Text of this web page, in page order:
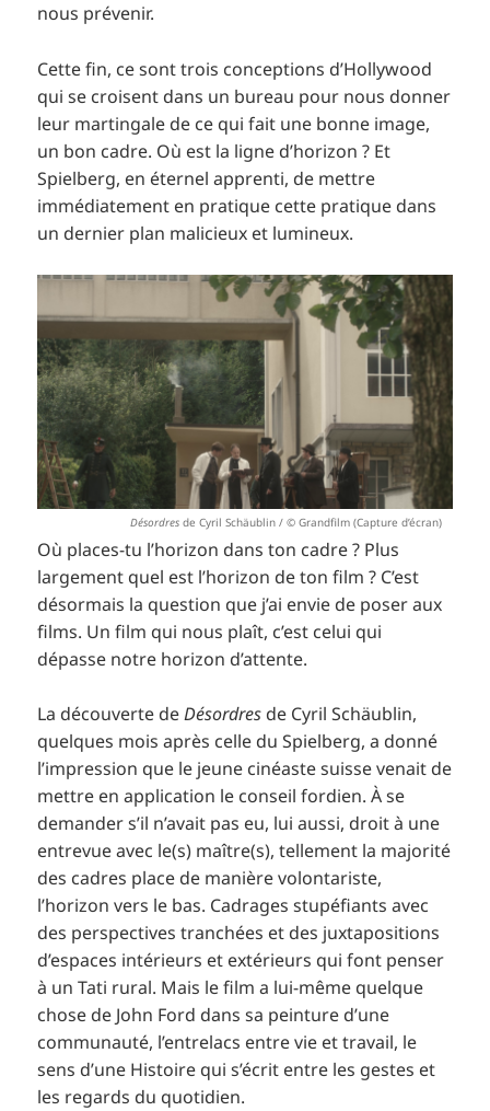
nous prévenir.
Cette fin, ce sont trois conceptions d’Hollywood
qui se croisent dans un bureau pour nous donner
leur martingale de ce qui fait une bonne image,
un bon cadre. Où est la ligne d’horizon ? Et
Spielberg, en éternel apprenti, de mettre
immédiatement en pratique cette pratique dans
un dernier plan malicieux et lumineux.
Désordresde Cyril Schäublin / © Grandfilm (Capture d’écran)
Où places-tu l’horizon dans ton cadre ? Plus
largement quel est l’horizon de ton film ? C’est
désormais la question que j’ai envie de poser aux
films. Un film qui nous plaît, c’est celui qui
dépasse notre horizon d’attente.
La découverte deDésordres de Cyril Schäublin,
quelques mois après celle du Spielberg, a donné
l’impression que le jeune cinéaste suisse venait de
mettre en application le conseil fordien. À se
demander s’il n’avait pas eu, lui aussi, droit à une
entrevue avec le(s) maître(s), tellement la majorité
des cadres place de manière volontariste,
l’horizon vers le bas. Cadrages stupéfiants avec
des perspectives tranchées et des juxtapositions
d’espaces intérieurs et extérieurs qui font penser
à un Tati rural. Mais le film a lui-même quelque
chose de John Ford dans sa peinture d’une
communauté, l’entrelacs entre vie et travail, le
sens d’une Histoire qui s’écrit entre les gestes et
les regards du quotidien.